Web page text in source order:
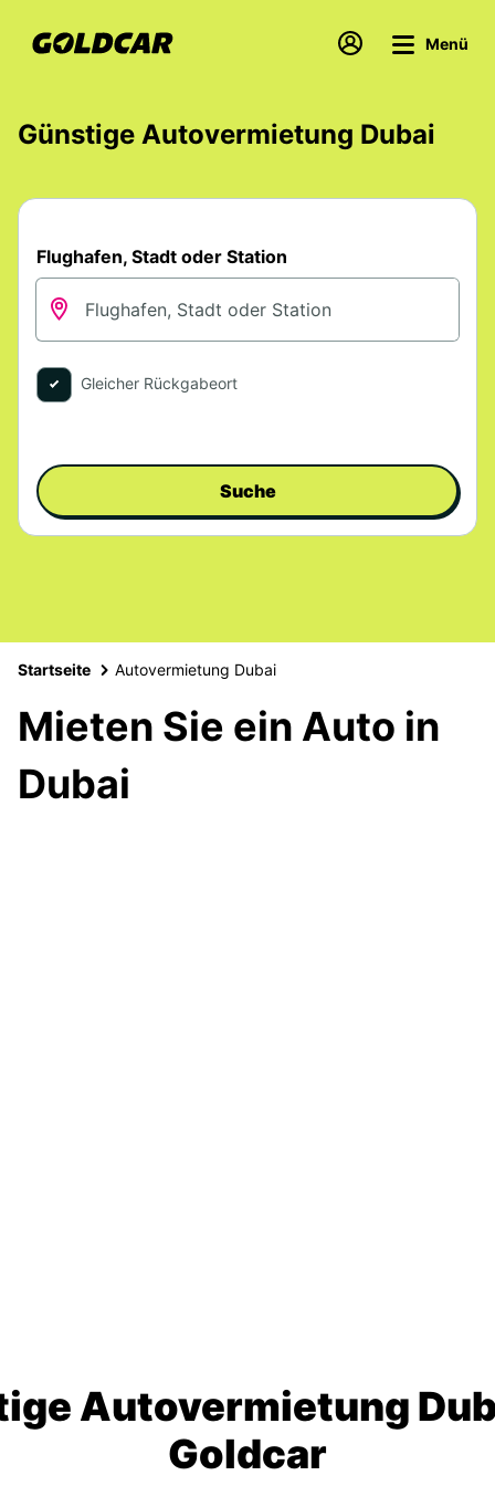
Menü
Günstige Autovermietung Dubai
Flughafen, Stadt oder Station
Gleicher Rückgabeort
Suche
Startseite Autovermietung Dubai
Mieten Sie ein Auto in
Dubai
Autovermietung
Goldcar